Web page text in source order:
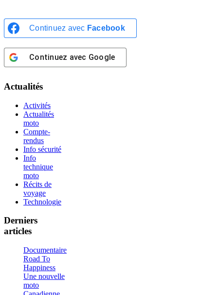
Continuez avec Facebook
Continuez avec Google
Actualités
Activités
Actualités
moto
Compte-
rendus
Info sécurité
Info
technique
moto
Récits de
voyage
Technologie
Derniers
articles
Documentaire
Road To
Happiness
Une nouvelle
moto